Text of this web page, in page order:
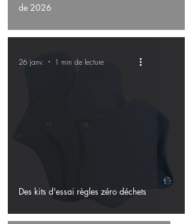
de 2026
Des kits d'essai règles zéro déchets
26 janv. 1 min de lecture